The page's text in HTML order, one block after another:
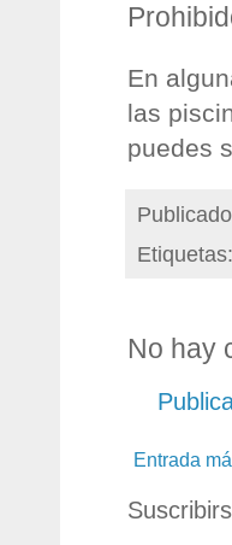
En
las
puedes
Etiquetas:
No hay
Entrada